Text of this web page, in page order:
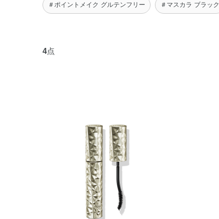
＃ポイントメイク グルテンフリー ＃マスカラ ブラック
4点